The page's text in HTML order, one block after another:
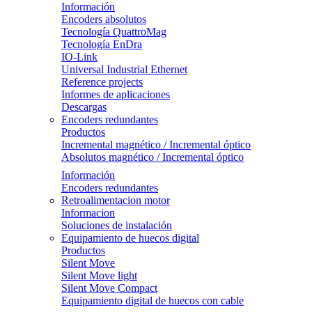
Información
Encoders absolutos
Tecnología QuattroMag
Tecnología EnDra
IO-Link
Universal Industrial Ethernet
Reference projects
Informes de aplicaciones
Descargas
Encoders redundantes
Productos
Incremental magnético / Incremental óptico
Absolutos magnético / Incremental óptico
Información
Encoders redundantes
Retroalimentacion motor
Informacion
Soluciones de instalación
Equipamiento de huecos digital
Productos
Silent Move
Silent Move light
Silent Move Compact
Equipamiento digital de huecos con cable